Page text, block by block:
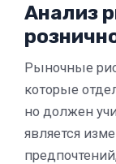
Анализ
Рыночные
которые
но должен
является